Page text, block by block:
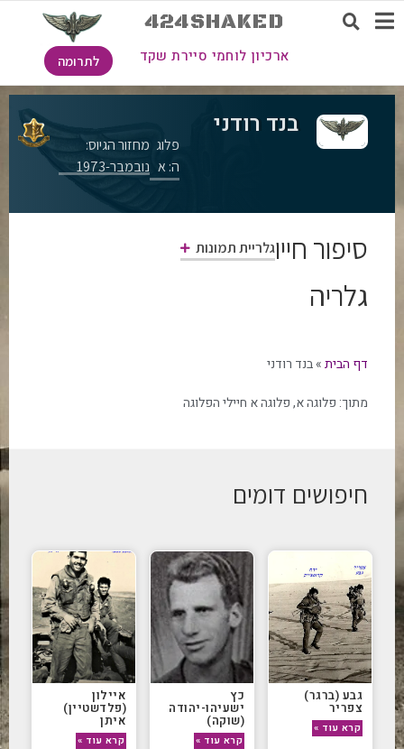
424SHAKED
ארכיון לוחמי סיירת שקד לתרומה
בנד רודני
פלוג
ה: א
מחזור הגיוס:
נובמבר-1973
סיפור חייוגלריית תמונות
גלריה
דף הבית»בנד רודני
מתוך: פלוגה א,פלוגה א חיילי הפלוגה
חיפושים דומים
גבע (ברגר)
צפריר
קרא עוד »
כץ
ישעיהו-יהודה
(שוקה)
קרא עוד »
איילון
(פלדשטיין)
איתן
קרא עוד »